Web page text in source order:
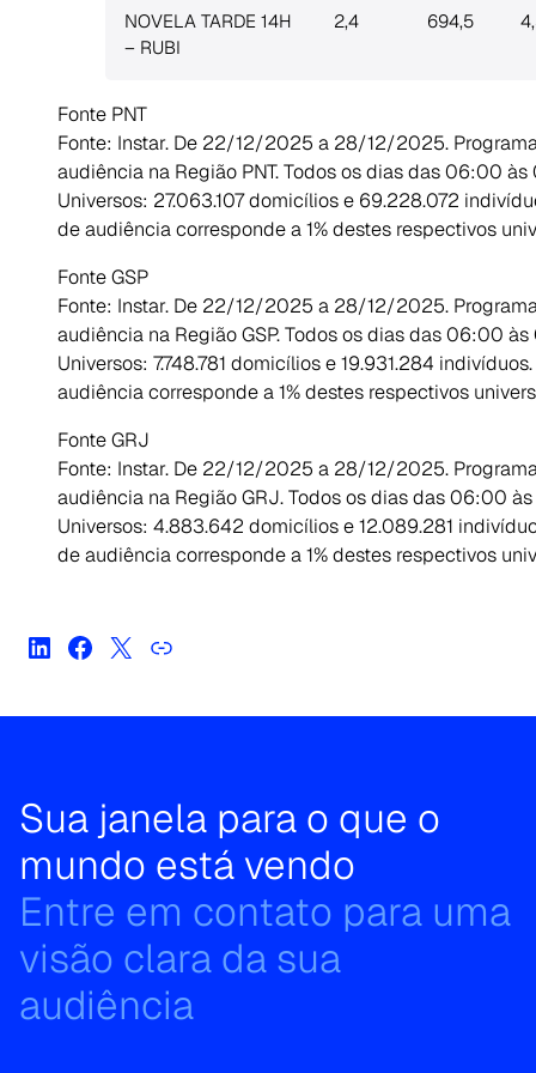
NOVELA TARDE 14H
– RUBI
2,4 694,5
Fonte PNT
Fonte: Instar. De 22/12/2025 a 28/12/2025.
audiência na Região PNT. Todos os dias das 06:00
Universos: 27.063.107 domicílios e 69.228.072
de audiência corresponde a 1% destes respectivos
Fonte GSP
Fonte: Instar. De 22/12/2025 a 28/12/2025.
audiência na Região GSP. Todos os dias das 06:00
Universos: 7.748.781 domicílios e 19.931.284
audiência corresponde a 1% destes respectivos
Fonte GRJ
Fonte: Instar. De 22/12/2025 a 28/12/2025.
audiência na Região GRJ. Todos os dias das 06:00
Universos: 4.883.642 domicílios e 12.089.281
de audiência corresponde a 1% destes respectivos
Sua janela para o que o
mundo está vendo
Entre em contato para uma
visão clara da sua
audiência